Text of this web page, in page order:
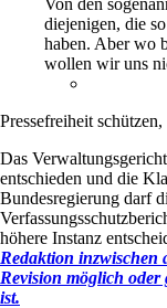
diejenigen, die
haben. Aber wo
wollen wir uns
Pressefreiheit
Das
entschieden und die
Bundesregierung darf
höhere Instanz
Redaktion inzwischen
Revision möglich
ist.